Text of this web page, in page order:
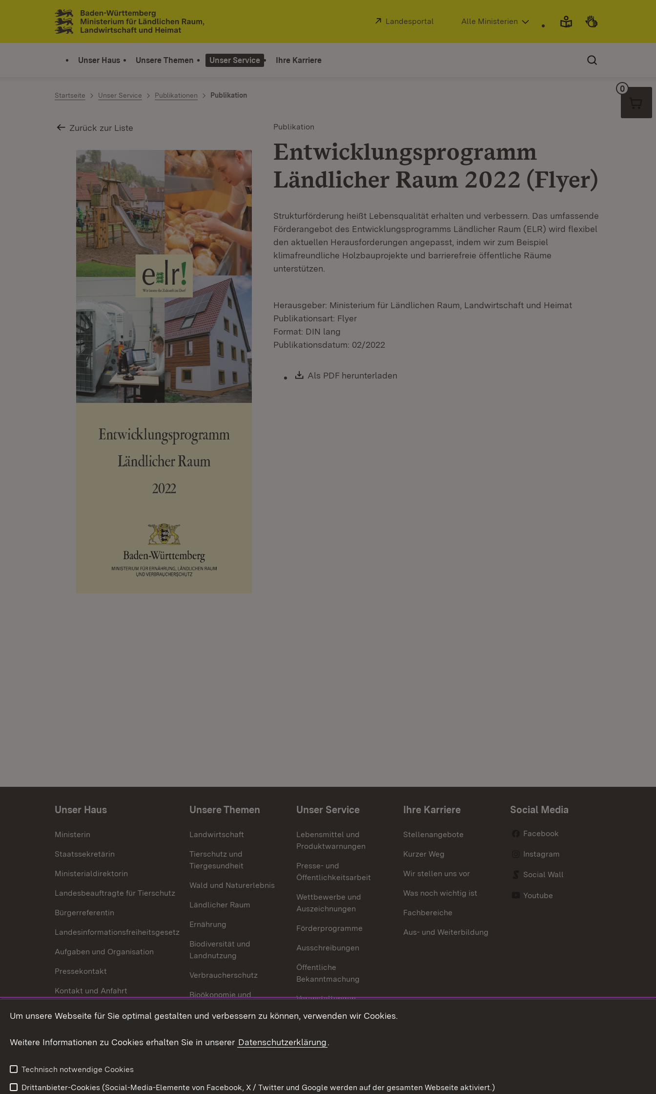
Zum Inhalt springen
Link zur Startseite
Extern:
Landesportal (Öffnet in neuem Fenster)
Alle Ministerien
Unser Haus Unsere Themen Unser Service Ihre Karriere
Startseite Unser Service Publikationen Publikation
Zurück zur Liste Publikation
Entwicklungsprogramm
Ländlicher Raum 2022 (Flyer)
Strukturförderung heißt Lebensqualität erhalten und verbessern. Das umfassende
Förderangebot des Entwicklungsprogramms Ländlicher Raum (ELR) wird flexibel
den aktuellen Herausforderungen angepasst, indem wir zum Beispiel
klimafreundliche Holzbauprojekte und barrierefreie öffentliche Räume
unterstützen.
Herausgeber: Ministerium für Ländlichen Raum, Landwirtschaft und Heimat
Publikationsart: Flyer
Format: DIN lang
Publikationsdatum: 02/2022
Download:
Als PDF herunterladen
0
Unser Haus
Ministerin
Staatssekretärin
Ministerialdirektorin
Landesbeauftragte für Tierschutz
Bürgerreferentin
Landesinformationsfreiheitsgesetz
Aufgaben und Organisation
Pressekontakt
Kontakt und Anfahrt
Unsere Themen
Landwirtschaft
Tierschutz und
Tiergesundheit
Wald und Naturerlebnis
Ländlicher Raum
Ernährung
Biodiversität und
Landnutzung
Verbraucherschutz
Bioökonomie und
Unser Service
Lebensmittel und
Produktwarnungen
Presse- und
Öffentlichkeitsarbeit
Wettbewerbe und
Auszeichnungen
Förderprogramme
Ausschreibungen
Öffentliche
Bekanntmachung
Veranstaltungen
Mediathek
Publikationen
Ihre Karriere
Stellenangebote
Kurzer Weg
Wir stellen uns vor
Was noch wichtig ist
Fachbereiche
Aus- und Weiterbildung
Social Media
Facebook
Instagram
Social Wall
Youtube
Um unsere Webseite für Sie optimal gestalten und verbessern zu können, verwenden wir Cookies.
Weitere Informationen zu Cookies erhalten Sie in unserer Datenschutzerklärung.
Technisch notwendige Cookies
Drittanbieter-Cookies (Social-Media-Elemente von Facebook, X / Twitter und Google werden auf der gesamten Webseite aktiviert.)